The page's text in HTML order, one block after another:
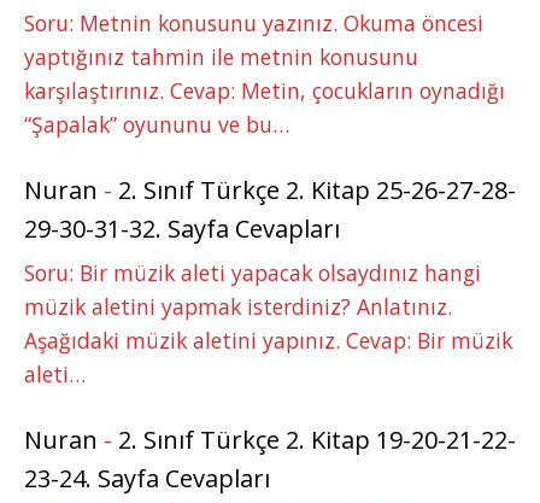
Soru: Metnin konusunu yazınız. Okuma öncesi
yaptığınız tahmin ile metnin konusunu
karşılaştırınız. Cevap: Metin, çocukların oynadığı
“Şapalak” oyununu ve bu…
Nuran - 2. Sınıf Türkçe 2. Kitap 25-26-27-28-
29-30-31-32. Sayfa Cevapları
Soru: Bir müzik aleti yapacak olsaydınız hangi
müzik aletini yapmak isterdiniz? Anlatınız.
Aşağıdaki müzik aletini yapınız. Cevap: Bir müzik
aleti…
Nuran - 2. Sınıf Türkçe 2. Kitap 19-20-21-22-
23-24. Sayfa Cevapları